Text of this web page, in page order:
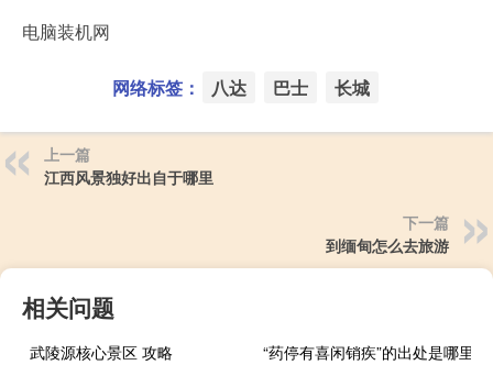
电脑装机网
网络标签： 八达 巴士 长城
上一篇
江西风景独好出自于哪里
下一篇
到缅甸怎么去旅游
相关问题
武陵源核心景区 攻略
“药停有喜闲销疾”的出处是哪里